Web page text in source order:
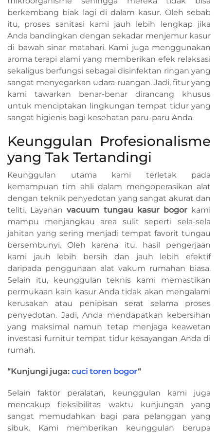
berkembang biak lagi di dalam kasur. Oleh sebab
itu, proses sanitasi kami jauh lebih lengkap jika
Anda bandingkan dengan sekadar menjemur kasur
di bawah sinar matahari. Kami juga menggunakan
aroma terapi alami yang memberikan efek relaksasi
sekaligus berfungsi sebagai disinfektan ringan yang
sangat menyegarkan udara ruangan. Jadi, fitur yang
kami tawarkan benar-benar dirancang khusus
untuk menciptakan lingkungan tempat tidur yang
sangat higienis bagi kesehatan paru-paru Anda.
Keunggulan Profesionalisme
yang Tak Tertandingi
Keunggulan utama kami terletak pada
kemampuan tim ahli dalam mengoperasikan alat
dengan teknik penyedotan yang sangat akurat dan
teliti. Layananvacuum tungau kasur bogorkami
mampu menjangkau area sulit seperti sela-sela
jahitan yang sering menjadi tempat favorit tungau
bersembunyi. Oleh karena itu, hasil pengerjaan
kami jauh lebih bersih dan jauh lebih efektif
daripada penggunaan alat vakum rumahan biasa.
Selain itu, keunggulan teknis kami memastikan
permukaan kain kasur Anda tidak akan mengalami
kerusakan atau penipisan serat selama proses
penyedotan. Jadi, Anda mendapatkan kebersihan
yang maksimal namun tetap menjaga keawetan
investasi furnitur tempat tidur kesayangan Anda di
rumah.
“Kunjungi juga: cuci toren bogor“
Selain faktor peralatan, keunggulan kami juga
mencakup fleksibilitas waktu kunjungan yang
sangat memudahkan bagi para pelanggan yang
sibuk. Kami memberikan keunggulan berupa